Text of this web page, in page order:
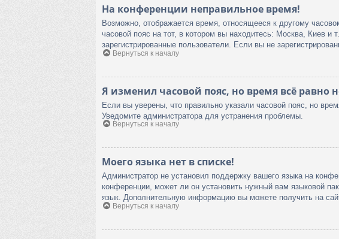
На конференции неправильное время!
Возможно, отображается время, относящееся к другому
часовой пояс на тот, в котором вы находитесь: Москва, Киев и
зарегистрированные пользователи. Если вы не
Вернуться к началу
Я изменил часовой пояс, но время всё равно
Если вы уверены, что правильно указали часовой пояс, но
Уведомите администратора для устранения проблемы.
Вернуться к началу
Моего языка нет в списке!
Администратор не установил поддержку вашего языка на
конференции, может ли он установить нужный вам языковой
язык. Дополнительную информацию вы можете получить на
Вернуться к началу